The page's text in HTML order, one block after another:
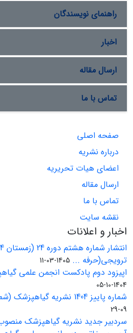
راهنمای نویسندگان
اخبار
ارسال مقاله
تماس با ما
صفحه اصلی
درباره نشریه
اعضای هیات تحریریه
ارسال مقاله
تماس با ما
نقشه سایت
اخبار و اعلانات
ترویجی(حرفه ... 1405-03-11
اپیزود دوم پادکست انجمن علمی
1404-10-05
شماره پاییز 1404 نشریه گیاهپزشک (شماره هفتم) انجمن ...
09-29
سردبیر جدید نشریه گیاهپزشک